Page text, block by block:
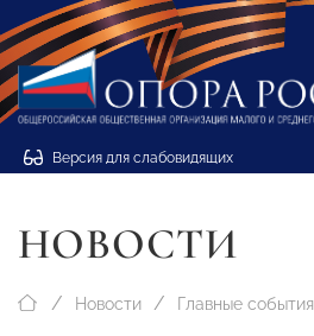
Версия для слабовидящих
НОВОСТИ
Новости Главные события